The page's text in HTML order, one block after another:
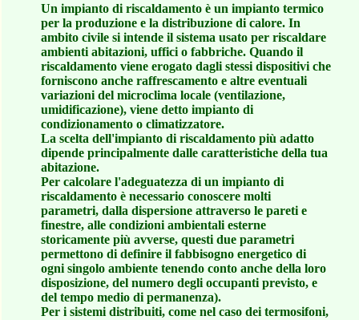
Un impianto di riscaldamento è un impianto termico
per la produzione e la distribuzione di calore. In
ambito civile si intende il sistema usato per riscaldare
ambienti abitazioni, uffici o fabbriche. Quando il
riscaldamento viene erogato dagli stessi dispositivi che
forniscono anche raffrescamento e altre eventuali
variazioni del microclima locale (ventilazione,
umidificazione), viene detto impianto di
condizionamento o climatizzatore.
La scelta dell'impianto di riscaldamento più adatto
dipende principalmente dalle caratteristiche della tua
abitazione.
Per calcolare l'adeguatezza di un impianto di
riscaldamento è necessario conoscere molti
parametri, dalla dispersione attraverso le pareti e
finestre, alle condizioni ambientali esterne
storicamente più avverse, questi due parametri
permettono di definire il fabbisogno energetico di
ogni singolo ambiente tenendo conto anche della loro
disposizione, del numero degli occupanti previsto, e
del tempo medio di permanenza).
Per i sistemi distribuiti, come nel caso dei termosifoni,